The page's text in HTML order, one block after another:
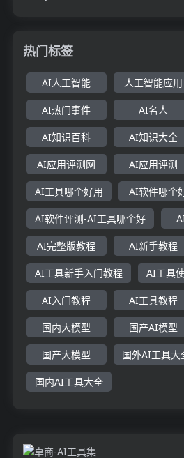
热门标签
AI人工智能 人工智能应用
AI热门事件 AI名人
AI知识百科 AI知识大全
AI应用评测网 AI应用评测
AI工具哪个好用 AI软件哪个
AI软件评测-AI工具哪个好
AI完整版教程 AI新手教程
AI工具新手入门教程 AI工具
AI入门教程 AI工具教程
国内大模型 国产AI模型
国产大模型 国外AI工具大
国内AI工具大全